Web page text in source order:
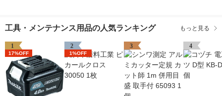
工具・メンテナンス用品の人気ランキング もっと見る
1
17%OFF
2
1%OFF
3 4